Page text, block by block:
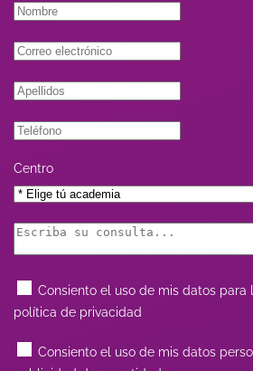
Centro
Consiento el uso de mis datos para
política de privacidad
Consiento el uso de mis datos